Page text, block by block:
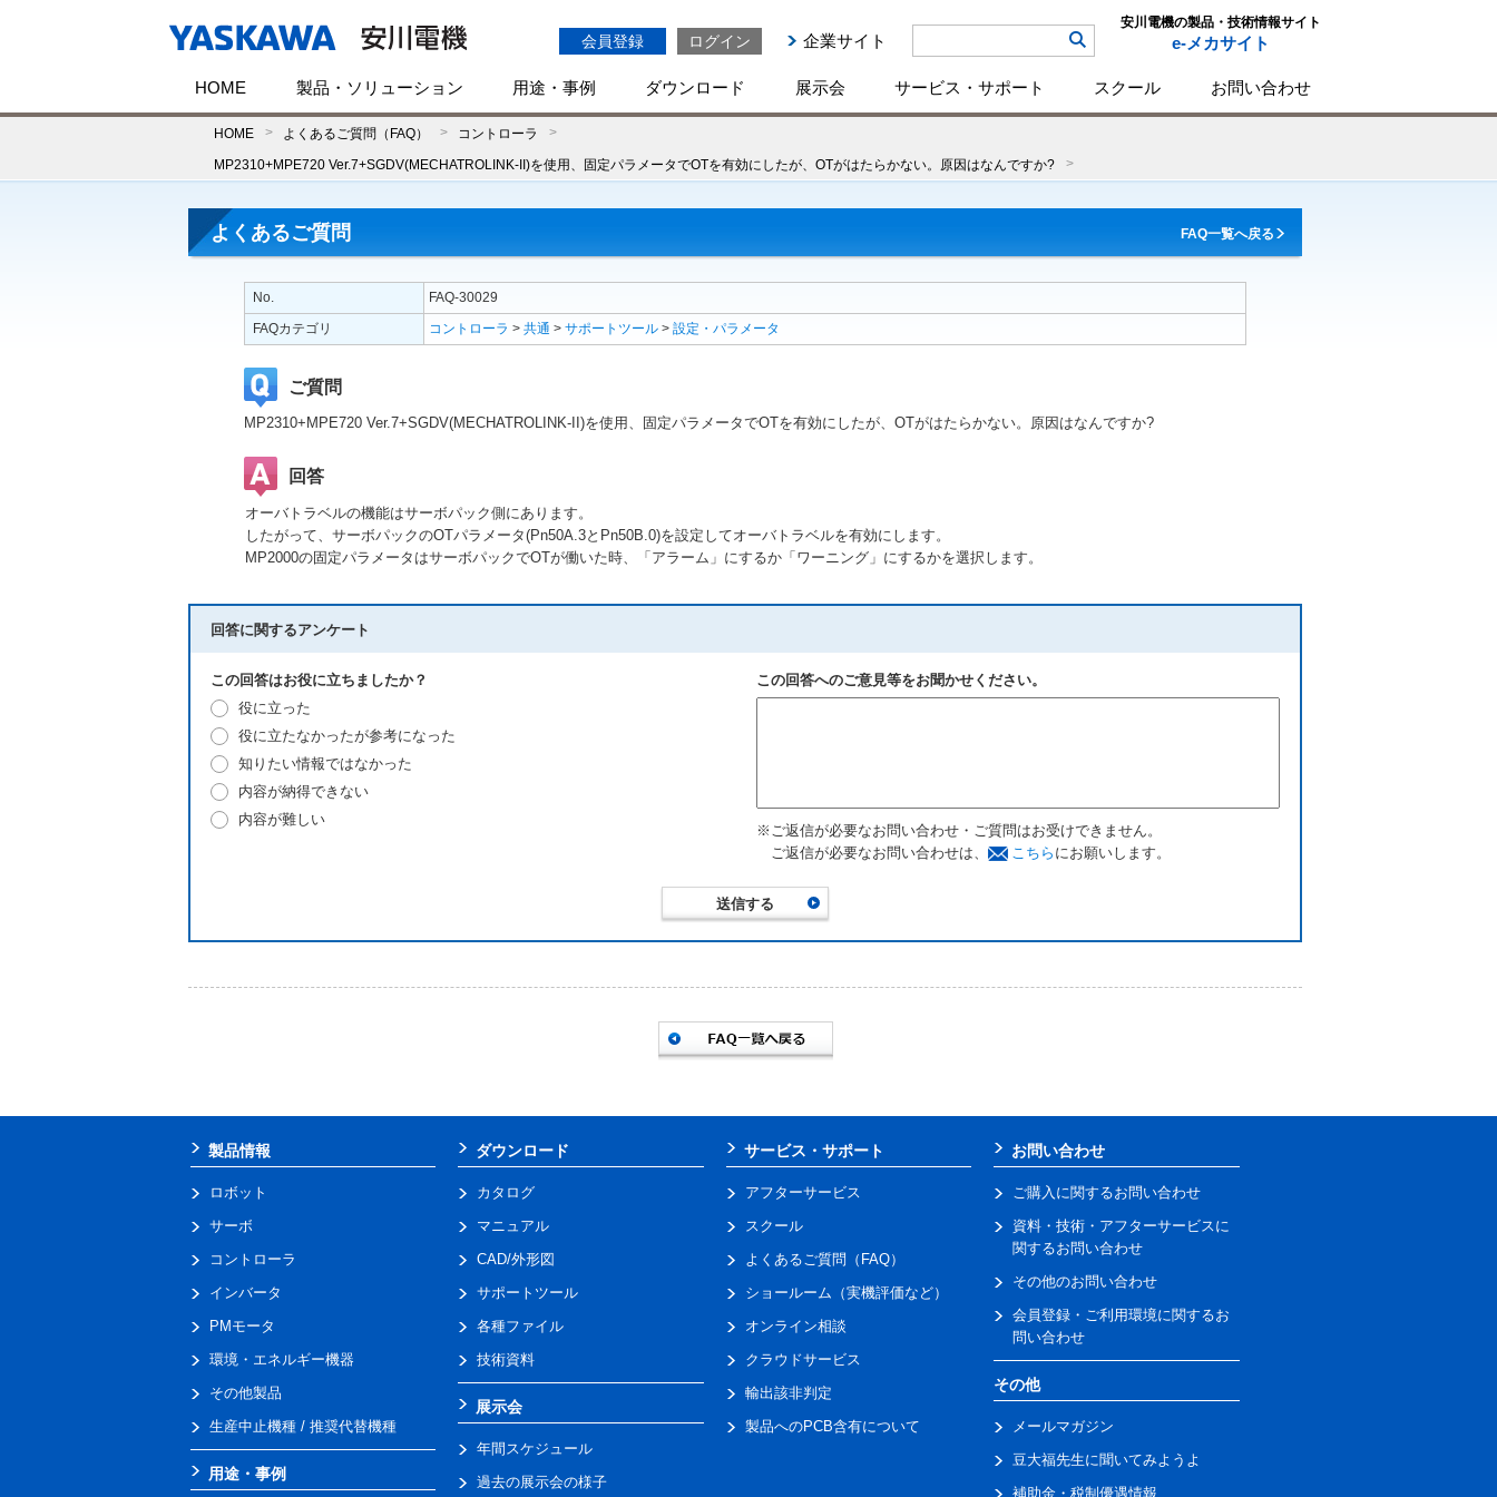
会員登録 ログイン 企業サイト
安川電機の製品・技術情報サイト
e-メカサイト
HOME 製品・ソリューション 用途・事例 ダウンロード 展示会 サービス・サポート スクール お問い合わせ
HOME よくあるご質問（FAQ） コントローラ
MP2310+MPE720 Ver.7+SGDV(MECHATROLINK-II)を使用、固定パラメータでOTを有効にしたが、OTがはたらかない。原因はなんですか?
よくあるご質問 FAQ一覧へ戻る
No.
FAQ-30029
FAQカテゴリ
コントローラ > 共通 > サポートツール > 設定・パラメータ
ご質問
MP2310+MPE720 Ver.7+SGDV(MECHATROLINK-II)を使用、固定パラメータでOTを有効にしたが、OTがはたらかない。原因はなんですか?
回答
オーバトラベルの機能はサーボパック側にあります。
したがって、サーボパックのOTパラメータ(Pn50A.3とPn50B.0)を設定してオーバトラベルを有効にします。
MP2000の固定パラメータはサーボパックでOTが働いた時、「アラーム」にするか「ワーニング」にするかを選択します。
回答に関するアンケート
この回答はお役に立ちましたか？
役に立った
役に立たなかったが参考になった
知りたい情報ではなかった
内容が納得できない
内容が難しい
この回答へのご意見等をお聞かせください。
※ご返信が必要なお問い合わせ・ご質問はお受けできません。
ご返信が必要なお問い合わせは、
こちら にお願いします。
製品情報
ロボット
サーボ
コントローラ
インバータ
PMモータ
環境・エネルギー機器
その他製品
生産中止機種 / 推奨代替機種
用途・事例
ダウンロード
カタログ
マニュアル
CAD/外形図
サポートツール
各種ファイル
技術資料
展示会
年間スケジュール
過去の展示会の様子
サービス・サポート
アフターサービス
スクール
よくあるご質問（FAQ）
ショールーム（実機評価など）
オンライン相談
クラウドサービス
輸出該非判定
製品へのPCB含有について
お問い合わせ
ご購入に関するお問い合わせ
資料・技術・アフターサービスに
関するお問い合わせ
その他のお問い合わせ
会員登録・ご利用環境に関するお
問い合わせ
その他
メールマガジン
豆大福先生に聞いてみようよ
補助金・税制優遇情報